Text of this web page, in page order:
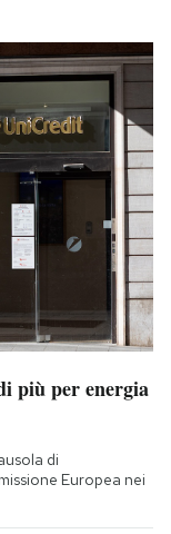
più per energia
di
Europea nei